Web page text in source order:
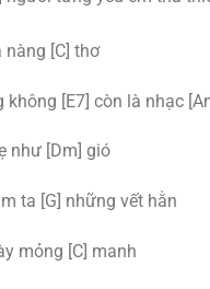
nàng [C] thơ
không [E7] còn là nhạc
như [Dm] gió
ta [G] những vết hằn
mỏng [C] manh